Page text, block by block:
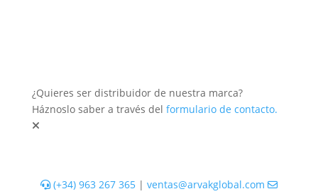
¿Quieres ser distribuidor de nuestra marca?
Háznoslo saber a través del formulario de contacto.
(+34) 963 267 365| ventas@arvakglobal.com